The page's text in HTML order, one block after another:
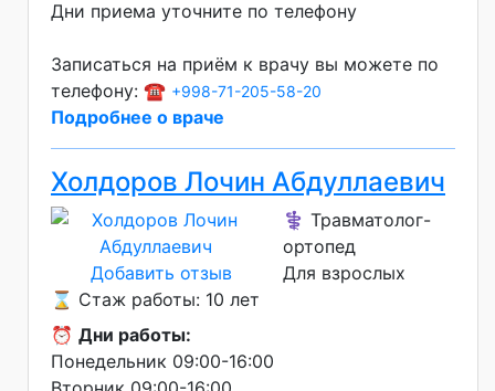
Дни приема уточните по телефону
Записаться на приём к врачу вы можете по
телефону: ☎️ +998-71-205-58-20
Подробнее о враче
Холдоров Лочин Абдуллаевич
Добавить отзыв
⚕️ Травматолог-
ортопед
Для взрослых
⌛ Стаж работы: 10 лет
⏰ Дни работы:
Понедельник 09:00-16:00